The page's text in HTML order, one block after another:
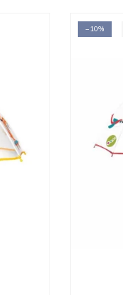
−10%